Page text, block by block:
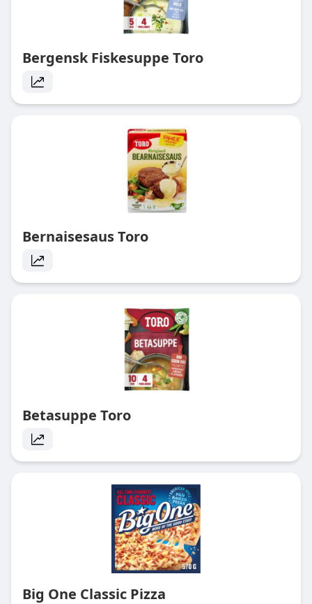
Bergensk Fiskesuppe Toro
Bernaisesaus Toro
Betasuppe Toro
Big One Classic Pizza